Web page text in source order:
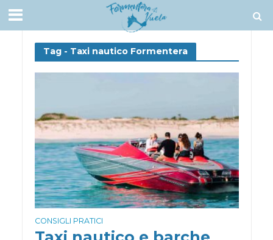
Tag - Taxi nautico Formentera
CONSIGLI PRATICI